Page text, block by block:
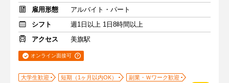
雇用形態
アルバイト・パート
シフト
週1日以上 1日8時間以上
アクセス
美旗駅
オンライン面接可
大学生歓迎 短期（1ヶ月以内OK）
副業・Ｗワーク歓迎